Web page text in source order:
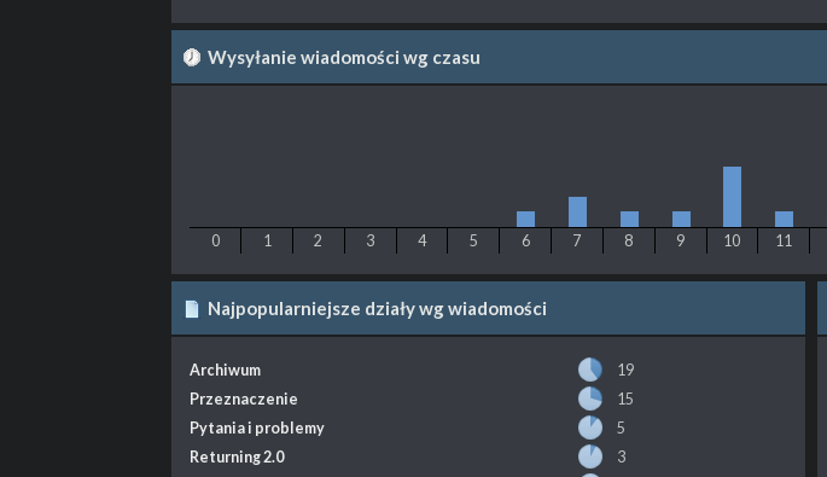
Wysyłanie wiadomości wg czasu
0 1 2 3 4 5 6 7 8 9 10 11
Najpopularniejsze działy wg wiadomości
Archiwum
19
Przeznaczenie
15
Pytania i problemy
5
Returning 2.0
3